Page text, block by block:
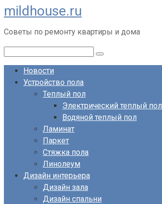
Перейти
к
контенту
mildhouse.ru
Советы по ремонту квартиры и дома
Новости
Устройство пола
Теплый пол
Электрический теплый пол
Водяной теплый пол
Ламинат
Паркет
Стяжка пола
Линолеум
Дизайн интерьера
Дизайн зала
Дизайн спальни